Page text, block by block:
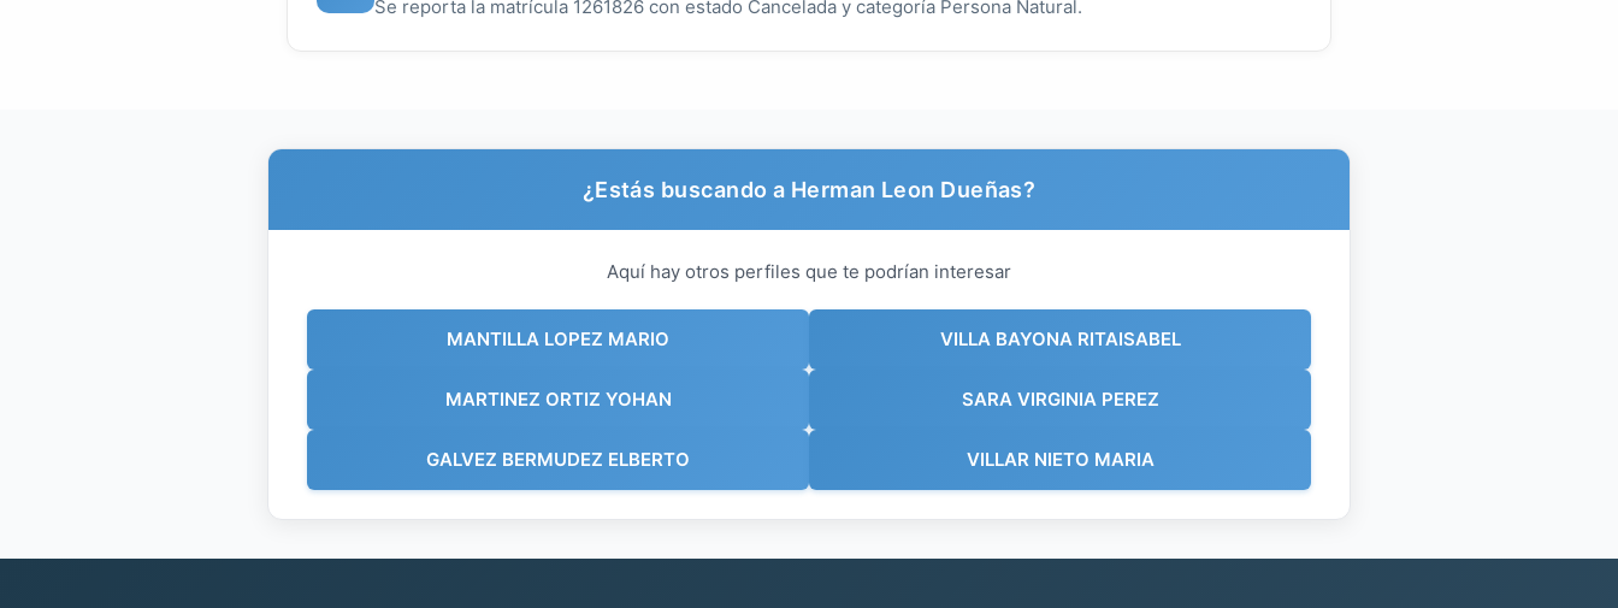
Se reporta la matrícula 1261826 con estado Cancelada y categoría Persona Natural.
¿Estás buscando a Herman Leon Dueñas?
Aquí hay otros perfiles que te podrían interesar
MANTILLA LOPEZ MARIO
MARTINEZ ORTIZ YOHAN
GALVEZ BERMUDEZ ELBERTO
VILLA BAYONA RITAISABEL
SARA VIRGINIA PEREZ
VILLAR NIETO MARIA